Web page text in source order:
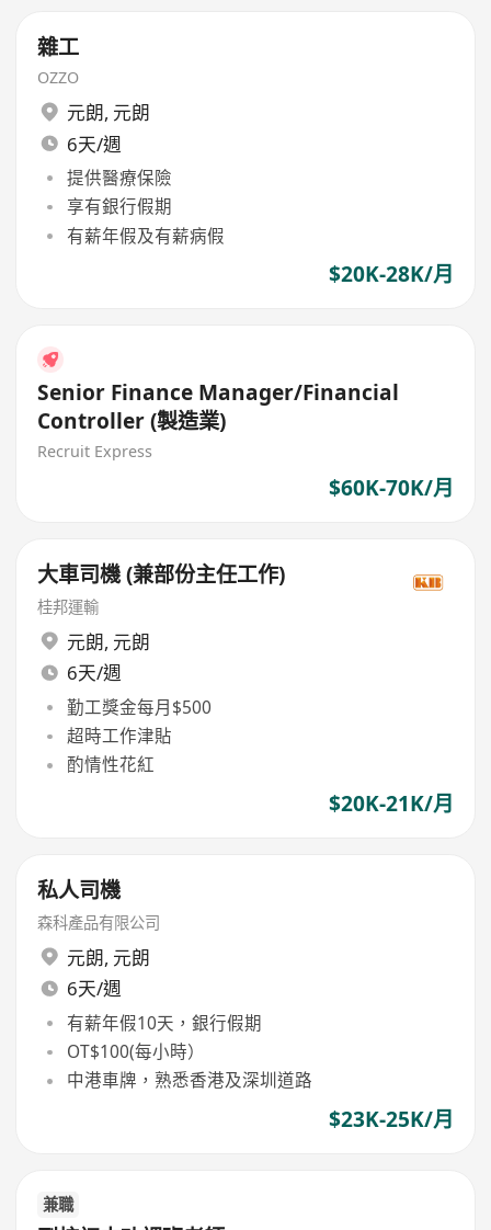
雜工
OZZO
元朗, 元朗
6天/週
提供醫療保險
享有銀行假期
有薪年假及有薪病假
$20K-28K/月
Senior Finance Manager/Financial
Controller (製造業)
Recruit Express
$60K-70K/月
大車司機 (兼部份主任工作)
桂邦運輸
元朗, 元朗
6天/週
勤工獎金每月$500
超時工作津貼
酌情性花紅
$20K-21K/月
私人司機
森科產品有限公司
元朗, 元朗
6天/週
有薪年假10天，銀行假期
OT$100(每小時）
中港車牌，熟悉香港及深圳道路
$23K-25K/月
兼職